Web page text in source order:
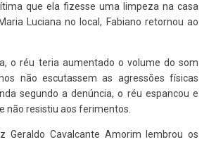
que ela fizesse uma limpeza na casa
Luciana no local, Fabiano retornou ao
o réu teria aumentado o volume do som
não escutassem as agressões físicas
segundo a denúncia, o réu espancou e
não resistiu aos ferimentos.
Geraldo Cavalcante Amorim lembrou os